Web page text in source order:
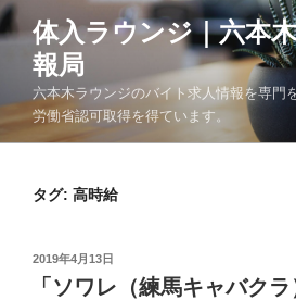
コ
ン
へ
体入ラウンジ｜六本
報局
六本木ラウンジのバイト求人情報を専門
労働省認可取得を得ています。
タグ: 高時給
投
稿
2019年4月13日
「ソワレ（練馬キャバク